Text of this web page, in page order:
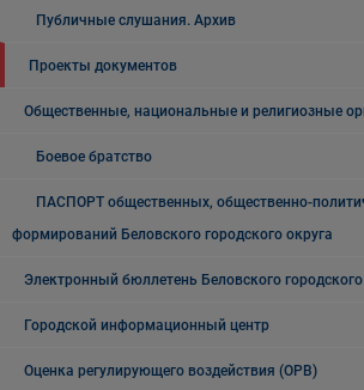
Публичные слушания. Архив
Проекты документов
Общественные, национальные и религиозные
Боевое братство
ПАСПОРТ общественных, общественно-
формирований Беловского городского округа
Электронный бюллетень Беловского городского
Городской информационный центр
Оценка регулирующего воздействия (ОРВ)